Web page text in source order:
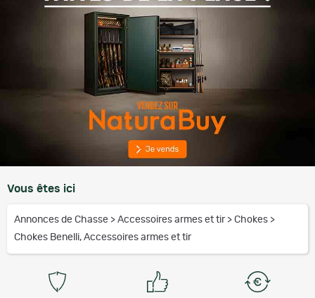
Vous êtes ici
Annonces de Chasse > Accessoires armes et tir > Chokes >
Chokes Benelli, Accessoires armes et tir